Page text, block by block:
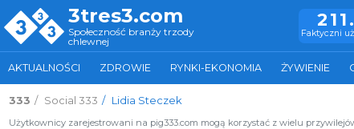
3tres3.com
Społeczność branży trzody
chlewnej
Faktyczni
AKTUALNOŚCI ZDROWIE RYNKI-EKONOMIA ŻYWIENIE
333 Social 333 Lidia Steczek
Użytkownicy zarejestrowani na pig333.com mogą korzystać z wielu